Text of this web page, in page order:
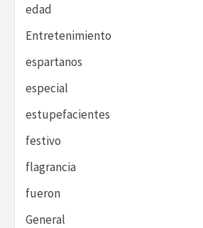
edad
Entretenimiento
espartanos
especial
estupefacientes
festivo
flagrancia
fueron
General